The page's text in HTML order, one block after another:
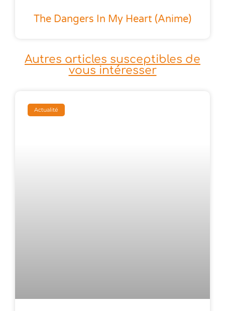
The Dangers In My Heart (anime)
Autres articles susceptibles de
vous intéresser
Actualité